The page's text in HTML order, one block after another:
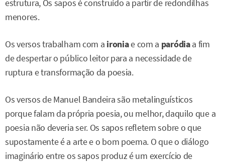
estrutura, Os sapos é construído a partir de redondilhas
menores.
Os versos trabalham com a ironiae com a paródiaa fim
de despertar o público leitor para a necessidade de
ruptura e transformação da poesia.
Os versos de Manuel Bandeira são metalinguísticos
porque falam da própria poesia, ou melhor, daquilo que a
poesia não deveria ser. Os sapos refletem sobre o que
supostamente é a arte e o bom poema. O que o diálogo
imaginário entre os sapos produz é um exercício de